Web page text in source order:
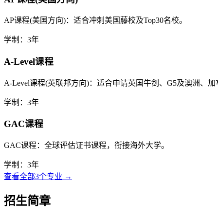
AP课程(美国方向)：适合冲刺美国藤校及Top30名校。
学制：3年
A-Level课程
A-Level课程(英联邦方向)：适合申请英国牛剑、G5及澳洲、加
学制：3年
GAC课程
GAC课程：全球评估证书课程，衔接海外大学。
学制：3年
查看全部3个专业 →
招生简章